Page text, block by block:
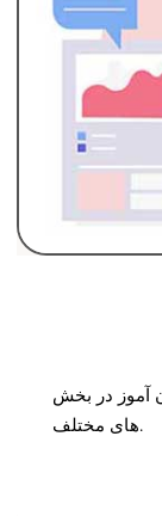
آموز در بخش
های مختلف.